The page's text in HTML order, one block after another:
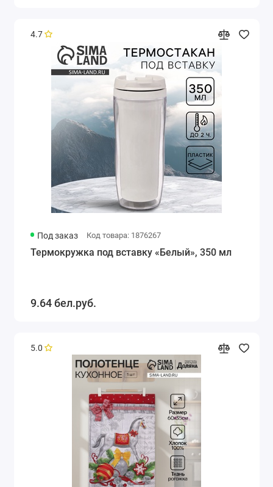
4.7
Под заказ Код товара: 1876267
Термокружка под вставку «Белый», 350 мл
9.64 бел.руб.
5.0